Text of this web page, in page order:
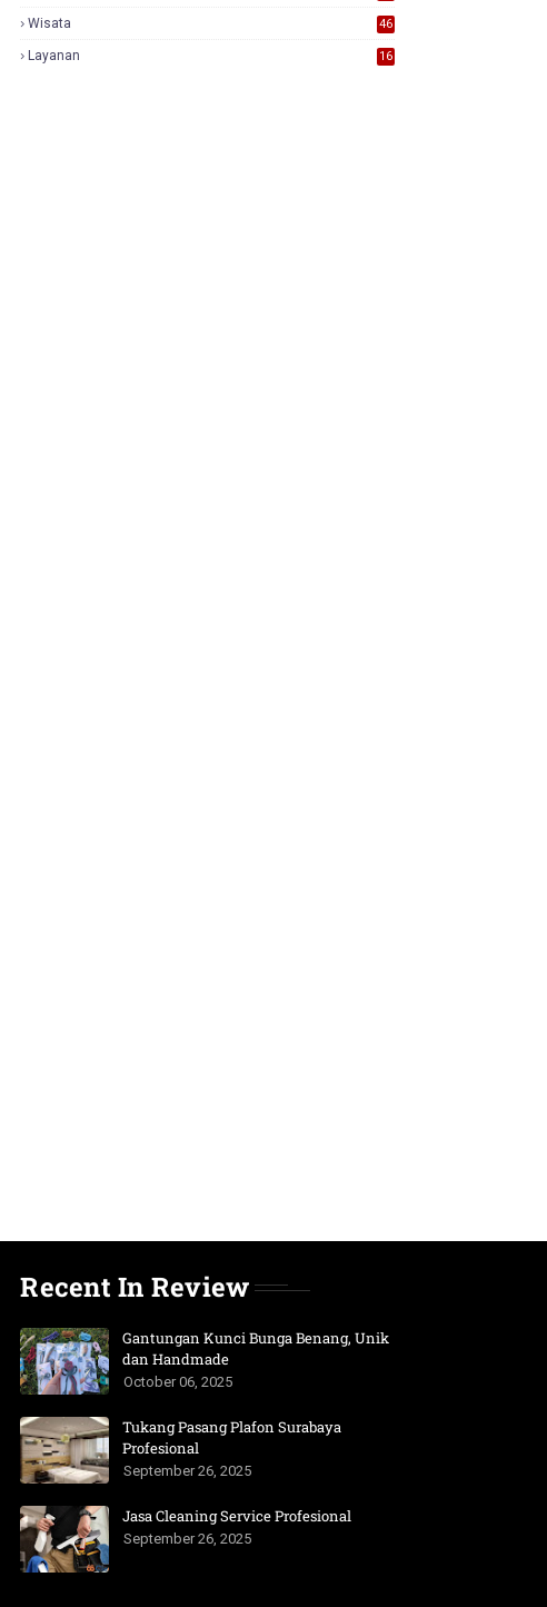
Wisata 46
Layanan 16
Recent In Review
Gantungan Kunci Bunga Benang, Unik
dan Handmade
October 06, 2025
Tukang Pasang Plafon Surabaya
Profesional
September 26, 2025
Jasa Cleaning Service Profesional
September 26, 2025